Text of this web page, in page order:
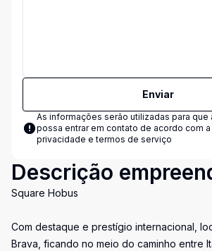
Enviar
As informações serão utilizadas para que
possa entrar em contato de acordo com a
privacidade e termos de serviço
Descrição
Square Hobus
Com destaque e prestígio internacional,
Brava, ficando no meio do caminho entre